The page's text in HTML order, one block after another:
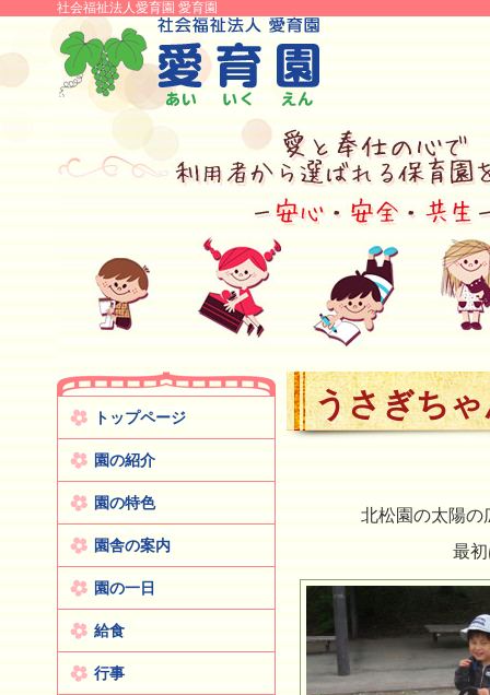
社会福祉法人愛育園 愛育園
トップページ
園の紹介
園の特色
園舎の案内
園の一日
給食
行事
うさぎち
北松園の太陽の
最